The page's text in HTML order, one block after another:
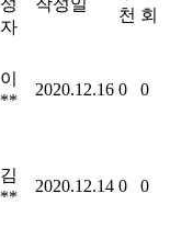
성
자
작성일
천 회
이
**
2020.12.16 0 0
김
**
2020.12.14 0 0